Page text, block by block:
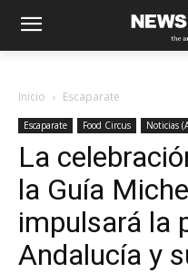
Inicio Escaparate
Escaparate Food Circus Noticias
La
la Guía
impulsará la
Andalucía y